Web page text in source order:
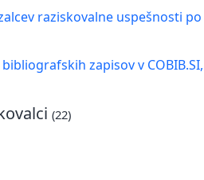
raziskovalne uspešnosti
zapisov v
(22)